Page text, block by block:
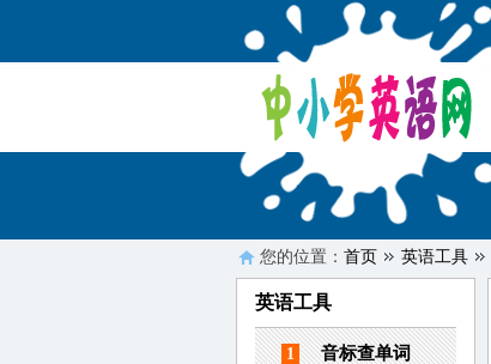
您的位置： 首页 英语工具
英语工具
1 音标查单词